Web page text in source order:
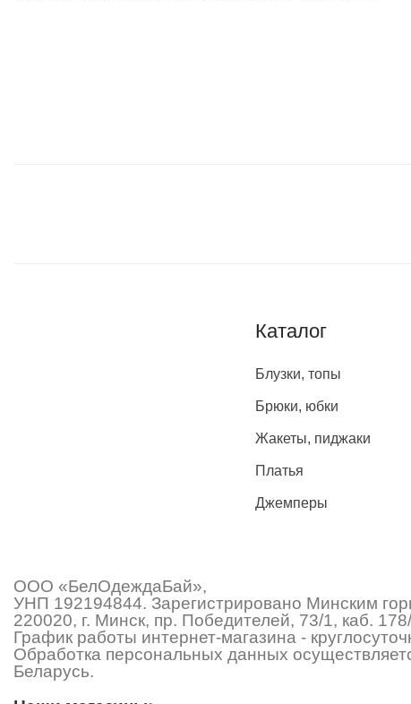
Каталог
Блузки, топы
Брюки, юбки
Жакеты, пиджаки
Платья
Джемперы
ООО «БелОдеждаБай»,
УНП 192194844. Зарегистрировано Минским
220020, г. Минск, пр. Победителей, 73/1, каб.
График работы интернет-магазина -
Обработка персональных данных
Беларусь.